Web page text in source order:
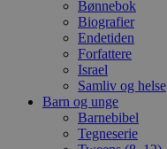
Bønnebok
Biografier
Endetiden
Forfattere
Israel
Samliv og helse
Barn og unge
Barnebibel
Tegneserie